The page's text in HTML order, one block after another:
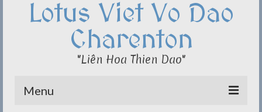
Lotus Viet Vo Dao
Charenton
"Liên Hoa Thien Dao"
Menu